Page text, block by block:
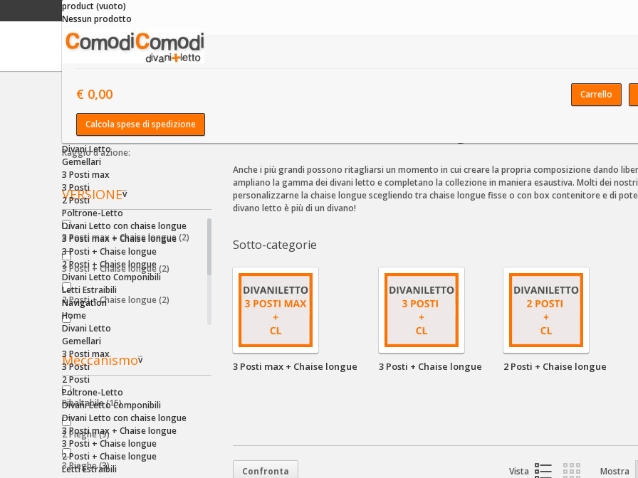
product(vuoto)
Nessun prodotto
Shipping: € 0,00
€ 0,00 Carrello
Calcola spese di spedizione
Divani Letto
Gemellari
3 Posti max
3 Posti
2 Posti
Poltrone-Letto
Divani Letto con chaise longue
3 Posti max + Chaise longue
3 Posti + Chaise longue
2 Posti + Chaise longue
Divani Letto Componibili
Letti Estraibili
Navigation
Home
Divani Letto
Gemellari
3 Posti max
3 Posti
2 Posti
Poltrone-Letto
Divani Letto Componibili
Divani Letto con chaise longue
3 Posti max + Chaise longue
3 Posti + Chaise longue
2 Posti + Chaise longue
Letti Estraibili
Anche i più grandi possono ritagliarsi un momento in cui creare la propria composizione dando
ampliano la gamma dei divani letto e completano la collezione in maniera esaustiva. Molti dei
personalizzarne la chaise longue scegliendo tra chaise longue fisse o con box contenitore e di
divano letto è più di un divano!
Sotto-categorie
3 Posti max + Chaise longue 3 Posti + Chaise longue 2 Posti + Chaise longue
Mostra
Vista
Prezzov
Raggio d'azione:
VERSIONEv
3 Posti max + Chaise longue(2)
3 Posti + Chaise longue(2)
2 Posti + Chaise longue(2)
3 Posti max + Chaise longue BOX
(7)
3 Posti + Chaise longue BOX(7)
2 Posti + Chaise longue BOX
Meccanismov
Ribaltabile(15)
2 Pieghe(9)
3 Pieghe(3)